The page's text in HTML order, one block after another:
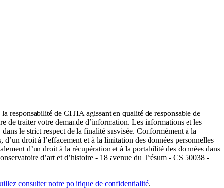
responsabilité de CITIA agissant en qualité de responsable de
de traiter votre demande d’information. Les informations et les
le strict respect de la finalité susvisée. Conformément à la
droit à l’effacement et à la limitation des données personnelles
d’un droit à la récupération et à la portabilité des données dans
d’art et d’histoire - 18 avenue du Trésum - CS 50038 -
consulter notre politique de confidentialité.